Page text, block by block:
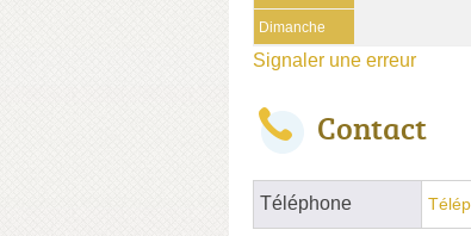
Dimanche
Signaler une erreur
Contact
Téléphone